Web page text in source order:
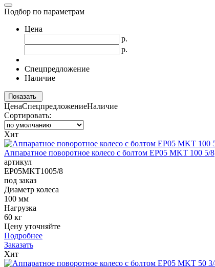
Подбор по параметрам
Цена
р.
р.
Спецпредложение
Наличие
Показать
ЦенаСпецпредложениеНаличие
Сортировать:
Хит
Аппаратное поворотное колесо с болтом EP05 MKT 100 5/8
артикул
EP05MKT1005/8
под заказ
Диаметр колеса
100 мм
Нагрузка
60 кг
Цену уточняйте
Подробнее
Заказать
Хит